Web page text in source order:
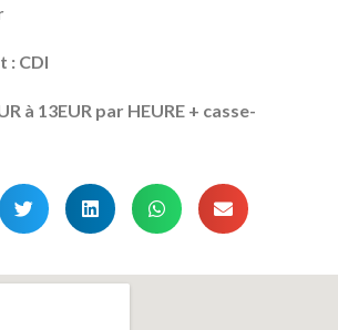
: CDI
à 13EUR par HEURE + casse-